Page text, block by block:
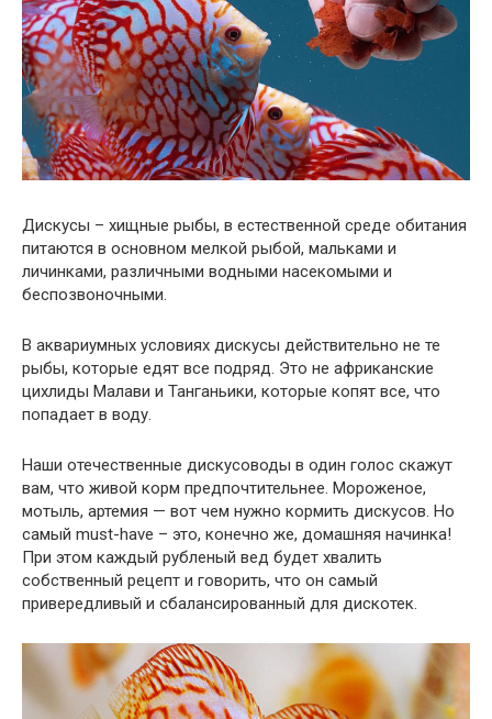
Дискусы – хищные рыбы, в естественной среде обитания
питаются в основном мелкой рыбой, мальками и
личинками, различными водными насекомыми и
беспозвоночными.
В аквариумных условиях дискусы действительно не те
рыбы, которые едят все подряд. Это не африканские
цихлиды Малави и Танганьики, которые копят все, что
попадает в воду.
Наши отечественные дискусоводы в один голос скажут
вам, что живой корм предпочтительнее. Мороженое,
мотыль, артемия — вот чем нужно кормить дискусов. Но
самый must-have – это, конечно же, домашняя начинка!
При этом каждый рубленый вед будет хвалить
собственный рецепт и говорить, что он самый
привередливый и сбалансированный для дискотек.